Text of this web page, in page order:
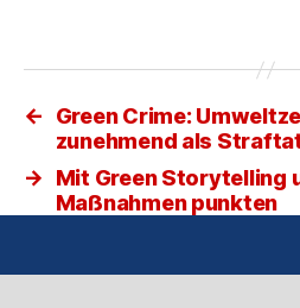
←
Green Crime:
zunehmend als
→
Mit Green Storytelling
Maßnahmen punkten